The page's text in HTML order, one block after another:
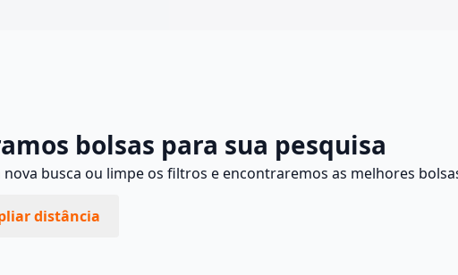
bolsas para sua pesquisa
busca ou limpe os filtros e encontraremos as melhores
distância